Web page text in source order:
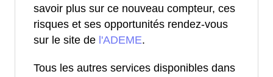
savoir plus sur ce nouveau compteur, ces
risques et ses opportunités rendez-vous
sur le site de l'ADEME.
Tous les autres services disponibles dans